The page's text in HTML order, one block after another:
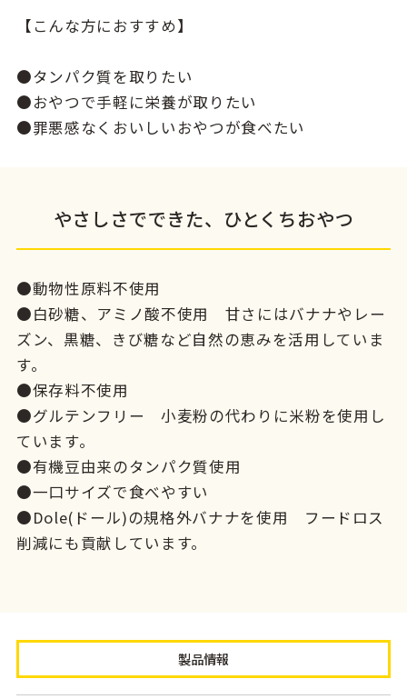
【こんな方におすすめ】
●タンパク質を取りたい
●おやつで手軽に栄養が取りたい
●罪悪感なくおいしいおやつが食べたい
やさしさでできた、ひとくちおやつ
●動物性原料不使用
●白砂糖、アミノ酸不使用 甘さにはバナナやレー
ズン、黒糖、きび糖など自然の恵みを活用していま
す。
●保存料不使用
●グルテンフリー 小麦粉の代わりに米粉を使用し
ています。
●有機豆由来のタンパク質使用
●一口サイズで食べやすい
●Dole(ドール)の規格外バナナを使用 フードロス
削減にも貢献しています。
製品情報